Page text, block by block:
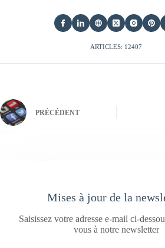
ARTICLES: 12407
PRÉCÉDENT
Mises à jour de la
Saisissez votre adresse e-mail ci-
vous à notre newsletter